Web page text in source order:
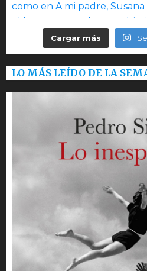
Cargar más
LO MÁS LEÍDO DE LA